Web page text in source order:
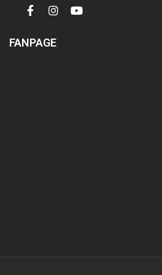
FANPAGE